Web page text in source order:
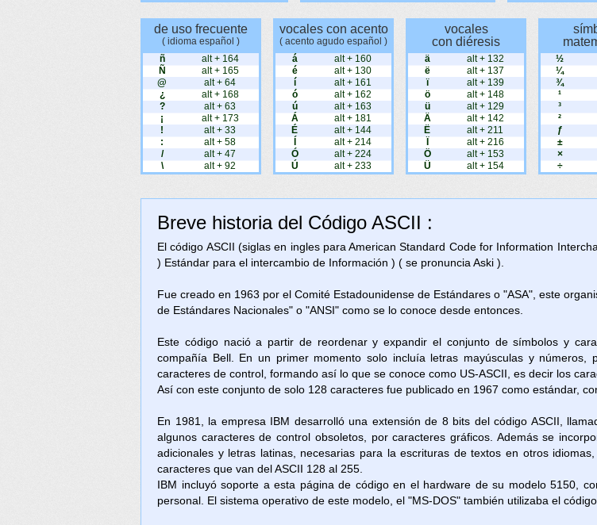
de uso frecuente
( idioma español )
ñ
alt + 164
Ñ
alt + 165
@
alt + 64
¿
alt + 168
?
alt + 63
¡
alt + 173
!
alt + 33
:
alt + 58
/
alt + 47
\
alt + 92
vocales con acento
( acento agudo español )
á
alt + 160
é
alt + 130
í
alt + 161
ó
alt + 162
ú
alt + 163
Á
alt + 181
É
alt + 144
alt + 214
Ó
alt + 224
Ú
alt + 233
vocales
con diéresis
ä
alt + 132
ë
alt + 137
ï
alt + 139
ö
alt + 148
ü
alt + 129
Ä
alt + 142
Ë
alt + 211
alt + 216
Ö
alt + 153
Ü
alt + 154
½
¼
¾
¹
³
²
ƒ
±
×
÷
Breve historia del Código ASCII :
El código ASCII (siglas en ingles para American Standard Code for Information
) Estándar para el intercambio de Información ) ( se pronuncia Aski ).
Fue creado en 1963 por el Comité Estadounidense de Estándares o "ASA", este
de Estándares Nacionales" o "ANSI" como se lo conoce desde entonces.
Este código nació a partir de reordenar y expandir el conjunto de símbolos y
compañía Bell. En un primer momento solo incluía letras mayúsculas y
caracteres de control, formando así lo que se conoce como US-ASCII, es decir los
Así con este conjunto de solo 128 caracteres fue publicado en 1967 como estándar,
En 1981, la empresa IBM desarrolló una extensión de 8 bits del código ASCII,
algunos caracteres de control obsoletos, por caracteres gráficos. Además se
adicionales y letras latinas, necesarias para la escrituras de textos en otros
caracteres que van del ASCII 128 al 255.
IBM incluyó soporte a esta página de código en el hardware de su modelo 5150,
personal. El sistema operativo de este modelo, el "MS-DOS" también utilizaba el